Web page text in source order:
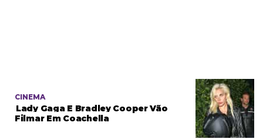
CINEMA
Lady Gaga E Bradley Cooper Vão
Filmar Em Coachella